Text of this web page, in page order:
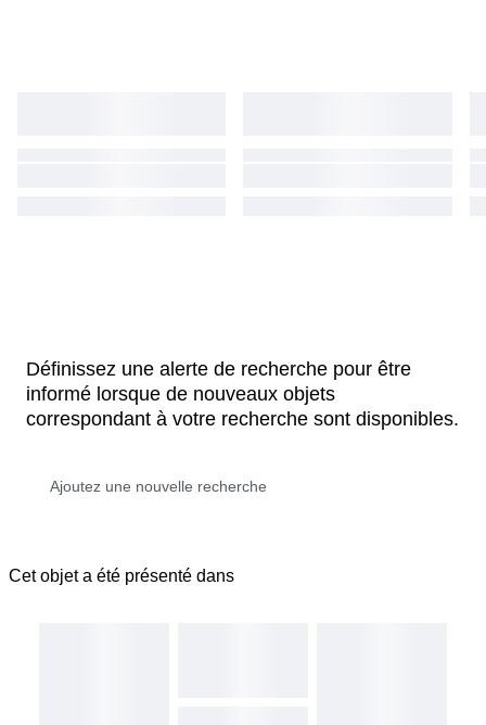
Définissez une alerte de recherche pour être
informé lorsque de nouveaux objets
correspondant à votre recherche sont disponibles.
Cet objet a été présenté dans